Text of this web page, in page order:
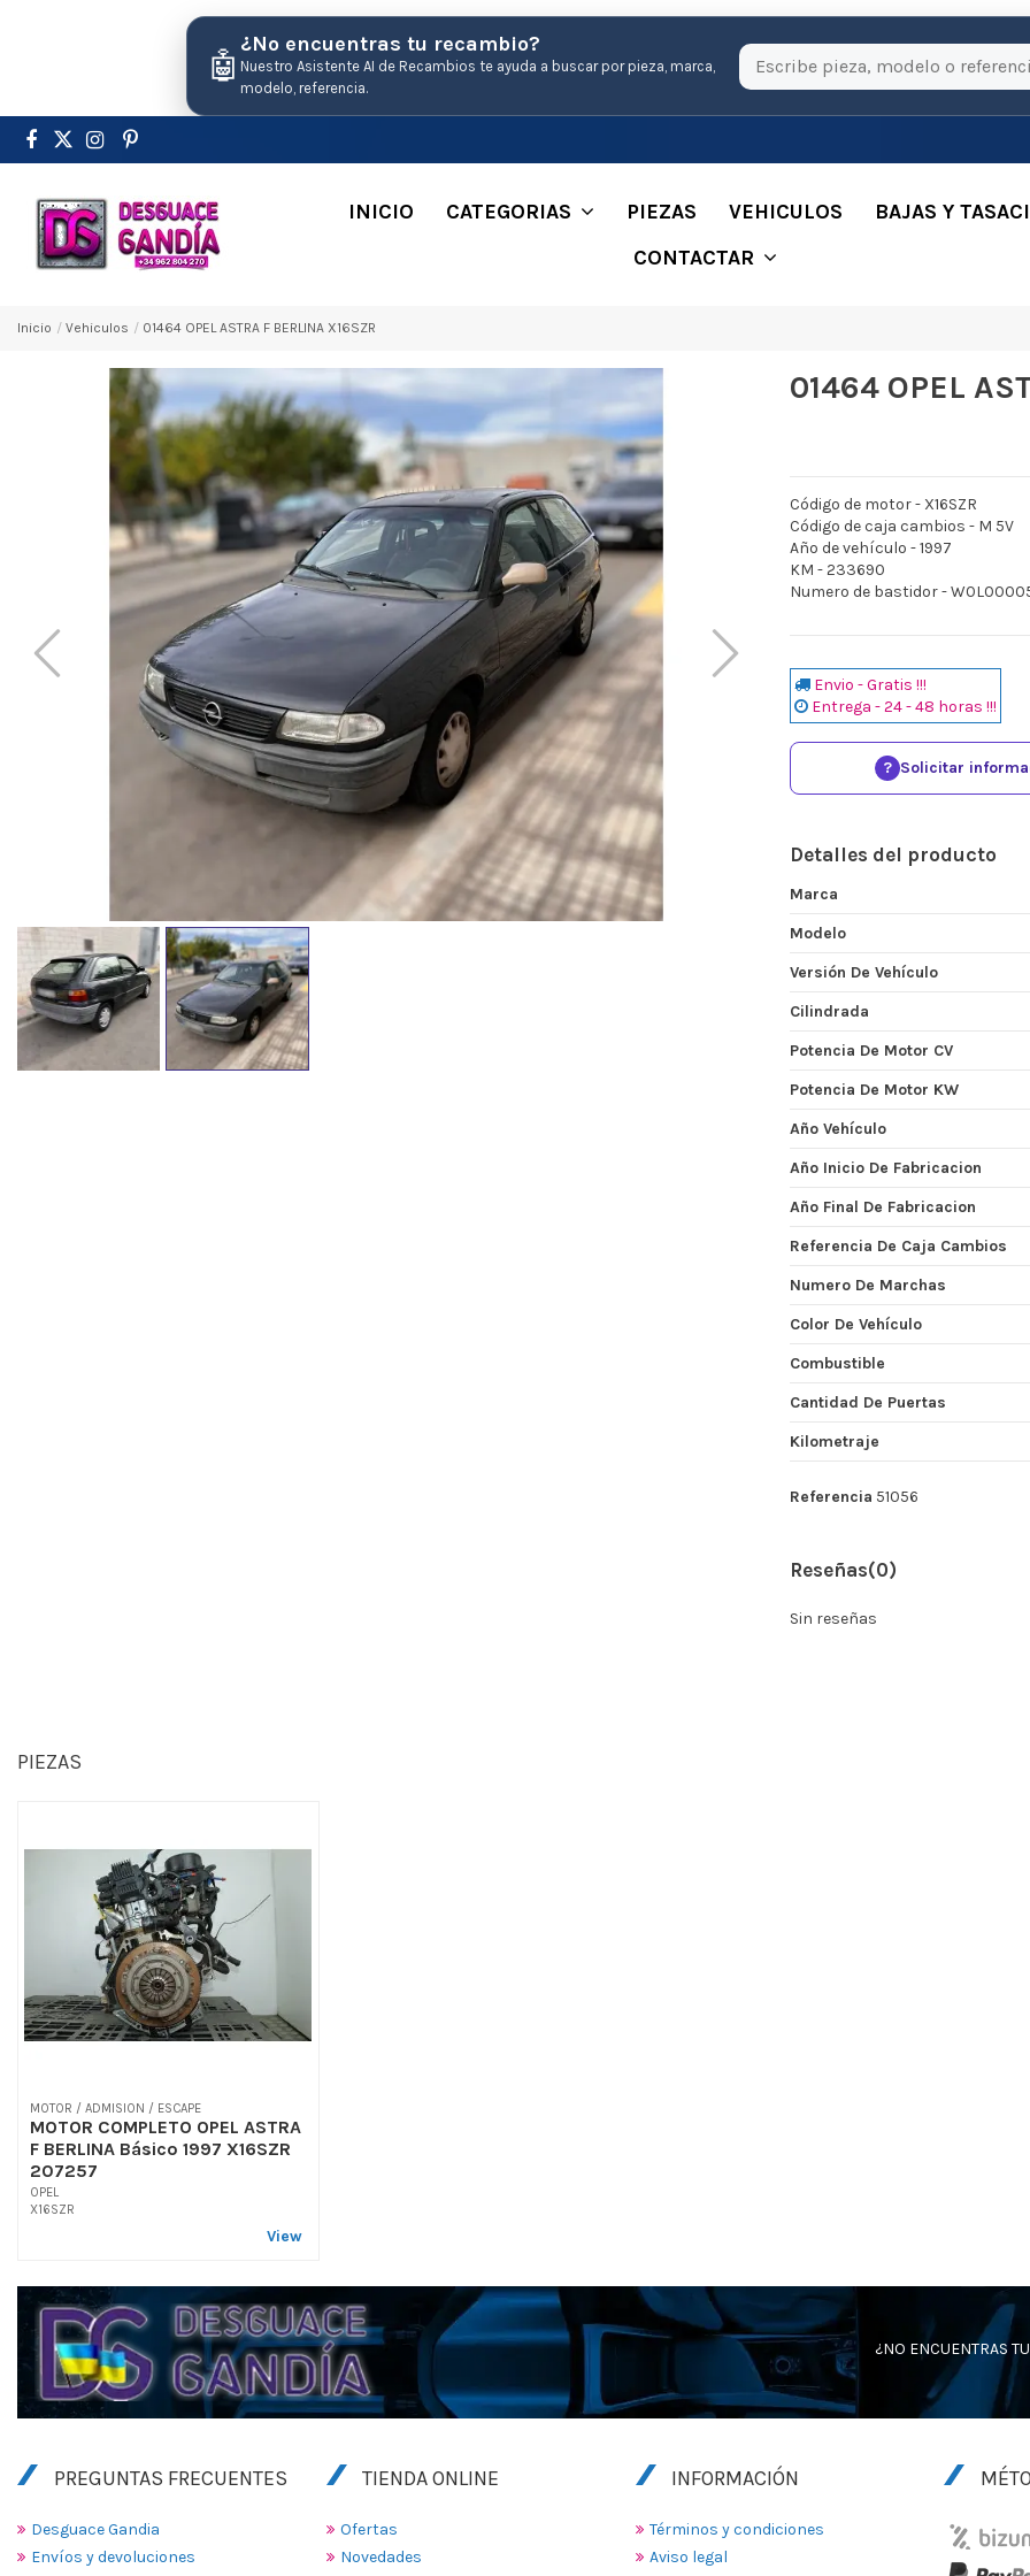
🤖
¿No encuentras tu recambio?
Nuestro Asistente AI de Recambios te ayuda a buscar por pieza, marca,
modelo, referencia.
INICIO CATEGORIAS PIEZAS VEHICULOS
BAJAS Y
CONTACTAR
Inicio Vehiculos 01464 OPEL ASTRA F BERLINA X16SZR
01464 OPEL
Código de motor - X16SZR
Código de caja cambios - M 5V
Año de vehículo - 1997
KM - 233690
Numero de bastidor -
Envio - Gratis !!!
Entrega - 24 - 48 horas !!!
? Solicitar
Detalles del producto
Marca
Modelo
Versión De Vehículo
Cilindrada
Potencia De Motor CV
Potencia De Motor KW
Año Vehículo
Año Inicio De Fabricacion
Año Final De Fabricacion
Referencia De Caja Cambios
Numero De Marchas
Color De Vehículo
Combustible
Cantidad De Puertas
Kilometraje
Referencia 51056
Reseñas(0)
Sin reseñas
PIEZAS
MOTOR / ADMISION / ESCAPE
MOTOR COMPLETO OPEL ASTRA
F BERLINA Básico 1997 X16SZR
207257
OPEL
X16SZR
View
¿NO ENCUENTRAS
PREGUNTAS FRECUENTES
Desguace Gandia
Envíos y devoluciones
TIENDA ONLINE
Ofertas
Novedades
INFORMACIÓN
Términos y condiciones
Aviso legal